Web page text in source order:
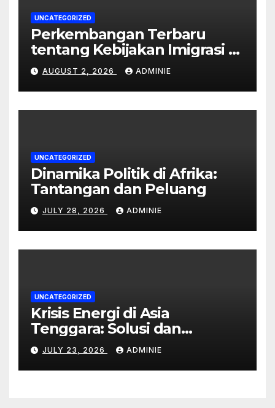
UNCATEGORIZED
Perkembangan Terbaru
tentang Kebijakan Imigrasi di
Australia
AUGUST 2, 2026 ADMINIE
UNCATEGORIZED
Dinamika Politik di Afrika:
Tantangan dan Peluang
JULY 28, 2026 ADMINIE
UNCATEGORIZED
Krisis Energi di Asia
Tenggara: Solusi dan
Dampaknya
JULY 23, 2026 ADMINIE